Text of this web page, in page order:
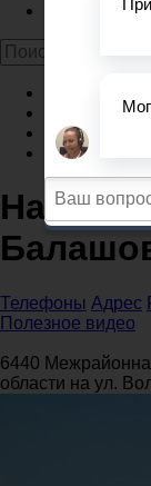
Задать
Налоговые
Налоговая
Телефоны Адрес
Полезное видео
6440
области на ул.